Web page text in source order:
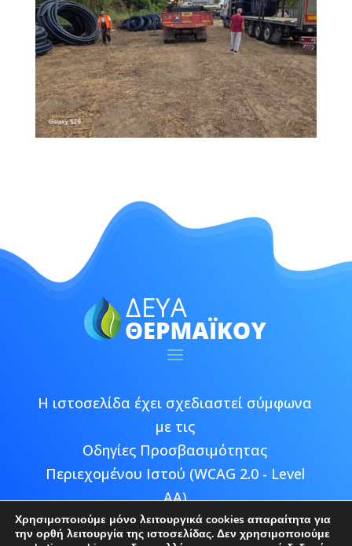
Η ιστοσελίδα έχει σχεδιαστεί σύμφωνα
με τις
Οδηγίες Προσβασιμότητας
Περιεχομένου Ιστού (WCAG 2.0 - Level
AA)
Χρησιμοποιούμε μόνο λειτουργικά cookies απαραίτητα για
την ορθή λειτουργία της ιστοσελίδας. Δεν χρησιμοποιούμε